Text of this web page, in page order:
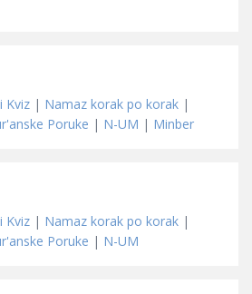
Kviz | Namaz korak po korak |
Poruke | N-UM | Minber
Kviz | Namaz korak po korak |
Poruke | N-UM